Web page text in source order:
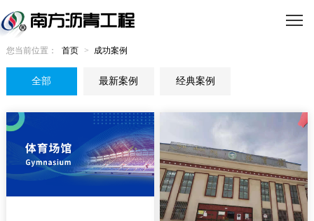
您当前位置： 首页 > 成功案例
全部 最新案例 经典案例